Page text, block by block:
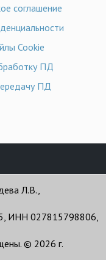
соглашение
Cookie
ПД
ПД
Л.В.,
ИНН 027815798806,
© 2026 г.